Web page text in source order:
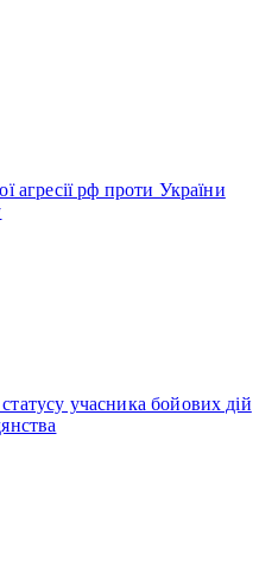
агресії рф проти України
учасника бойових дій